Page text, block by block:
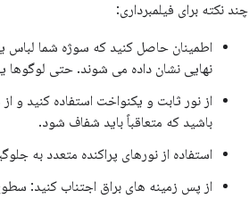
چند نکته برای فیلمبرداری:
اطمینان حاصل کنید که سوژه شما لباس
نهایی نشان داده می شوند. حتی لوگوها
از نور ثابت و یکنواخت استفاده کنید
باشید که متعاقباً باید شفاف شود.
استفاده از نورهای پراکنده متعدد به
از پس زمینه های براق اجتناب کنید: